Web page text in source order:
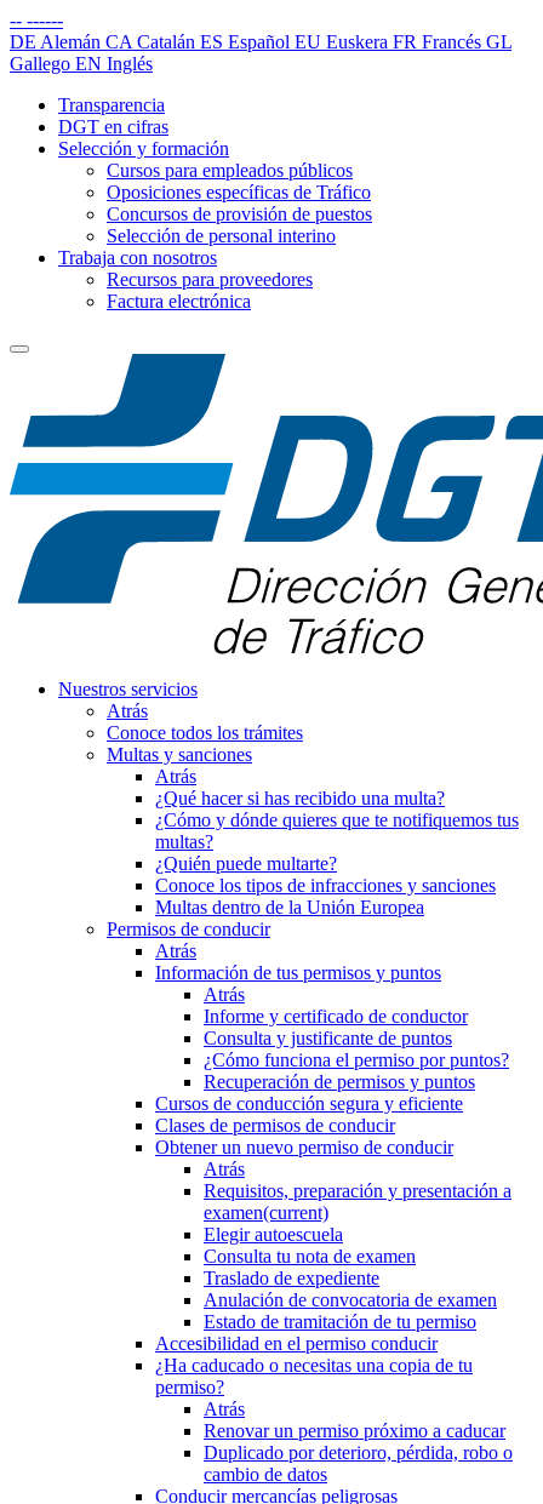
-- ------
DE Alemán CA Catalán ES Español EU Euskera FR Francés GL
Gallego EN Inglés
Transparencia
DGT en cifras
Selección y formación
Cursos para empleados públicos
Oposiciones específicas de Tráfico
Concursos de provisión de puestos
Selección de personal interino
Trabaja con nosotros
Recursos para proveedores
Factura electrónica
Nuestros servicios
Atrás
Conoce todos los trámites
Multas y sanciones
Atrás
¿Qué hacer si has recibido una multa?
¿Cómo y dónde quieres que te notifiquemos tus
multas?
¿Quién puede multarte?
Conoce los tipos de infracciones y sanciones
Multas dentro de la Unión Europea
Permisos de conducir
Atrás
Información de tus permisos y puntos
Atrás
Informe y certificado de conductor
Consulta y justificante de puntos
¿Cómo funciona el permiso por puntos?
Recuperación de permisos y puntos
Cursos de conducción segura y eficiente
Clases de permisos de conducir
Obtener un nuevo permiso de conducir
Atrás
Requisitos, preparación y presentación a
examen(current)
Elegir autoescuela
Consulta tu nota de examen
Traslado de expediente
Anulación de convocatoria de examen
Estado de tramitación de tu permiso
Accesibilidad en el permiso conducir
¿Ha caducado o necesitas una copia de tu
permiso?
Atrás
Renovar un permiso próximo a caducar
Duplicado por deterioro, pérdida, robo o
cambio de datos
Conducir mercancías peligrosas